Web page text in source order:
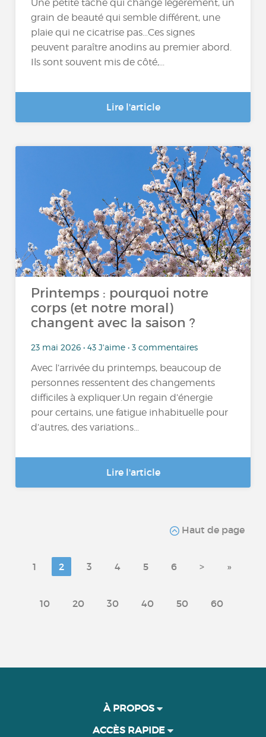
Une petite tache qui change légèrement, un
grain de beauté qui semble différent, une
plaie qui ne cicatrise pas…Ces signes
peuvent paraître anodins au premier abord.
Ils sont souvent mis de côté,...
Lire l'article
Printemps : pourquoi notre
corps (et notre moral)
changent avec la saison ?
23 mai 2026 • 43 J'aime • 3 commentaires
Avec l’arrivée du printemps, beaucoup de
personnes ressentent des changements
difficiles à expliquer.Un regain d’énergie
pour certains, une fatigue inhabituelle pour
d’autres, des variations...
Lire l'article
Haut de page
1 2 3 4 5 6 > »
10 20 30 40 50 60
À PROPOS
ACCÈS RAPIDE